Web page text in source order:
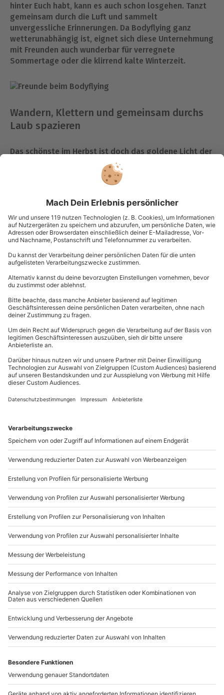
hinter Euch habt, kann es auch schon losgehen. Tanzt
gemeinsam durch die Luft und sammelt
unvergessliche Erinnerungen. Da Bodyflying ganz
wetterunabhängig ist, eignet sich diese Unternehmung
mit Freunden auch wunderbar für verregnete
Sommertage oder die klirrend kalte Winterzeit.
Wandern, Klettern und gemeinsam durchs
Laub spazieren
Das schönste im Herbst ist doch das goldene Licht der
Sonne. Du solltest die schönen Tage im Herbst
unbedingt nutzen, um gemeinsam mit Deinen Freunden
auf den Berg zu gehen. Wandert gemeinsam bis zum
auch noch eine Brotzeit einpacken und zwischen durch
eine leckere Pause einlegen. Wer gerne mal etwas
Neues ausprobieren möchte, kann auch gemeinsam mit
seinen Freundenkletterngehen. Stellt Euch neuen
Ausblick. An diese Unternehmung mit Deinen Freunden
Die Blätter verfärben sich und die Luft kühlt langsam
ab. Unternimm gemeinsam mit Deinen Freunden eine
Stadtführungund erkundet geheime Ecken Eurer
Stadt. Verbringt zusammen einen wunderschönen
dass Ihr Euch anschließend noch in einen Park setzten
wirst schnell merken, wie schön Deine Stadt im
goldenen Licht der Herbstsonne wirkt.
Winter: Die schönsten
Unternehmungen im
Winterwunderland
Sport, Spaß und gute Laune